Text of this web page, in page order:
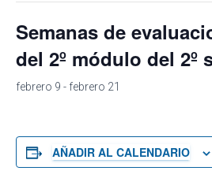
Semanas de
del 2º módulo del 2º
febrero 9 - febrero 21
AÑADIR AL CALENDARIO